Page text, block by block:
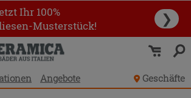
Ihr 100%
Musterstück!
❯
Angebote Geschäfte